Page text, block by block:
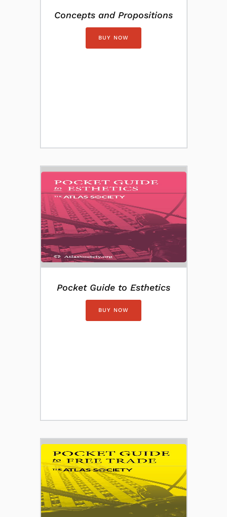
Concepts and Propositions
BUY NOW
Pocket Guide to Esthetics
BUY NOW